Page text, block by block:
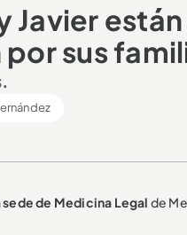
Javier
sus
sede de Medicina Legal de